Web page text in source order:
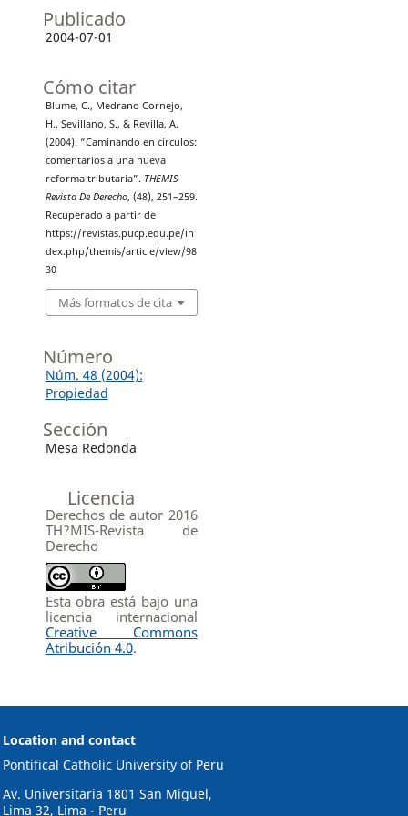
Publicado
2004-07-01
Cómo citar
Blume, C., Medrano Cornejo,
H., Sevillano, S., & Revilla, A.
(2004). “Caminando en círculos:
comentarios a una nueva
reforma tributaria”. THEMIS
Revista De Derecho, (48), 251–259.
Recuperado a partir de
https://revistas.pucp.edu.pe/in
dex.php/themis/article/view/98
30
Más formatos de cita
Número
Núm. 48 (2004):
Propiedad
Sección
Mesa Redonda
Licencia
Derechos de autor 2016
TH?MIS-Revista de
Derecho
Esta obra está bajo una
licencia internacional
Creative Commons
Atribución 4.0.
Location and contact
Pontifical Catholic University of Peru
Av. Universitaria 1801 San Miguel,
Lima 32, Lima - Peru